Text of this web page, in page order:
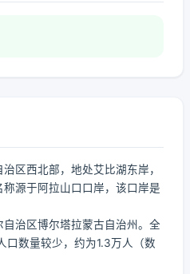
区西北部，地处艾比湖东岸，
源于阿拉山口口岸，该口岸是
治区博尔塔拉蒙古自治州。全
口数量较少，约为1.3万人（数